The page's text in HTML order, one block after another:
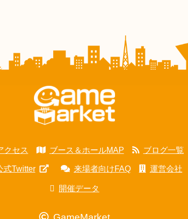
クセス ブース＆ホールMAP ブログ一覧
式Twitter 来場者向けFAQ 運営会社
開催データ